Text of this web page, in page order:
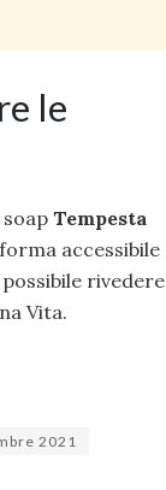
le
Tempesta
accessibile
possibile rivedere
Vita.
2021